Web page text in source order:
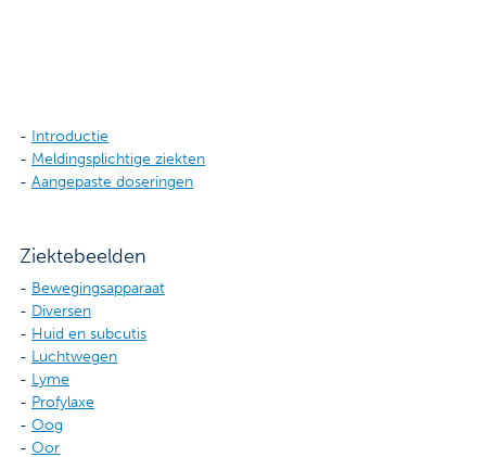
Tarieven
Afspraak maken
Locaties
Praktische informatie
Onderzoeken
Trombosedienst
- Introductie
- Meldingsplichtige ziekten
- Aangepaste doseringen
Ziektebeelden
- Bewegingsapparaat
- Diversen
- Huid en subcutis
- Luchtwegen
- Lyme
- Profylaxe
- Oog
- Oor